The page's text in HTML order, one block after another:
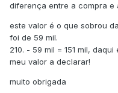
diferença entre a compra e
este valor é o que sobrou
foi de 59 mil.
210. - 59 mil = 151 mil,
meu valor a declarar!
muito obrigada